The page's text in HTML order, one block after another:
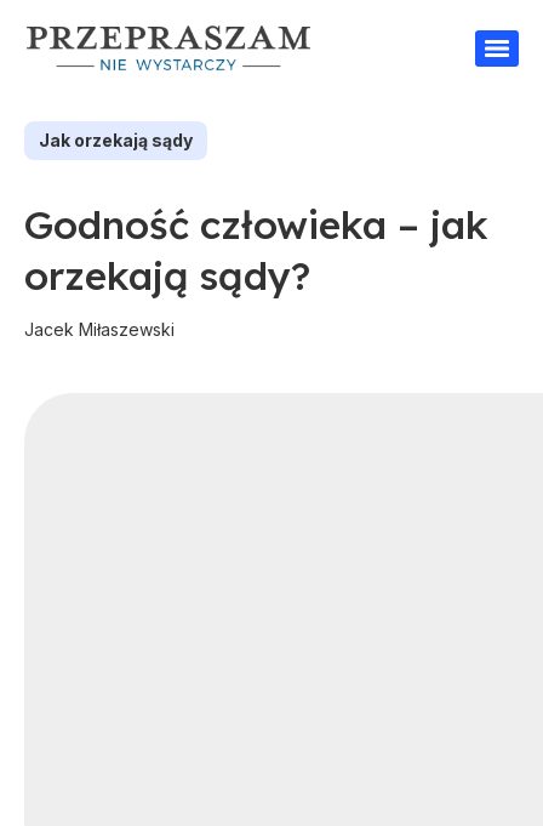
Jak orzekają sądy
Godność człowieka – jak
orzekają sądy?
Jacek Miłaszewski